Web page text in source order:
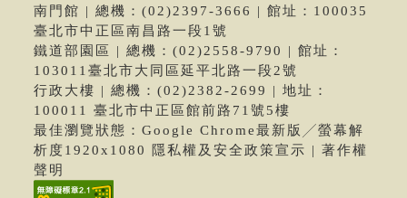
南門館 | 總機：(02)2397-3666 | 館址：100035
臺北市中正區南昌路一段1號
鐵道部園區 | 總機：(02)2558-9790 | 館址：
103011臺北市大同區延平北路一段2號
行政大樓 | 總機：(02)2382-2699 | 地址：
100011 臺北市中正區館前路71號5樓
最佳瀏覽狀態：Google Chrome最新版╱螢幕解
析度1920x1080 隱私權及安全政策宣示 | 著作權
聲明